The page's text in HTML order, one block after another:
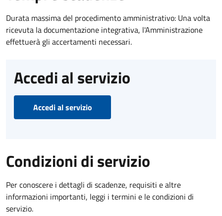
Durata massima del procedimento amministrativo: Una volta
ricevuta la documentazione integrativa, l'Amministrazione
effettuerà gli accertamenti necessari.
Accedi al servizio
Accedi al servizio
Condizioni di servizio
Per conoscere i dettagli di scadenze, requisiti e altre
informazioni importanti, leggi i termini e le condizioni di
servizio.